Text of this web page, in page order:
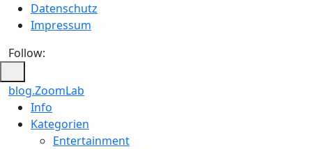
Datenschutz
Impressum
Follow:
blog.ZoomLab
Info
Kategorien
Entertainment